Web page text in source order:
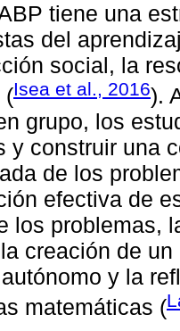
tiene una
del
social, la
(Isea et al., 2016).
grupo, los
y construir una
de los
efectiva de
los problemas,
creación de
y la
matemáticas (